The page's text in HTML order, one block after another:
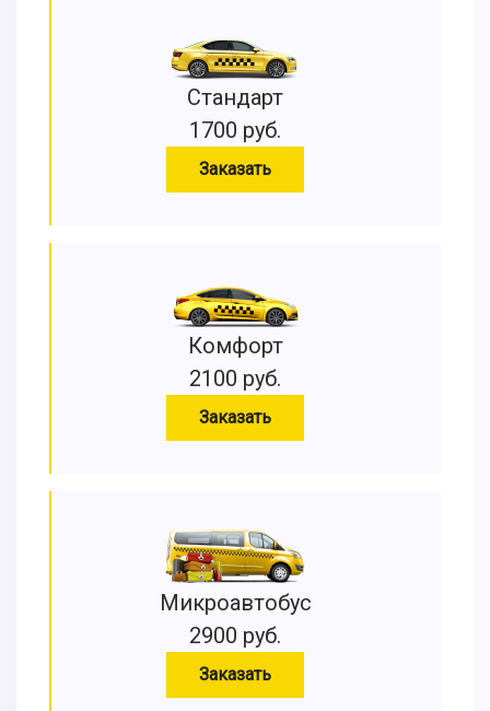
Стандарт
1700 руб.
Заказать
Комфорт
2100 руб.
Заказать
Микроавтобус
2900 руб.
Заказать